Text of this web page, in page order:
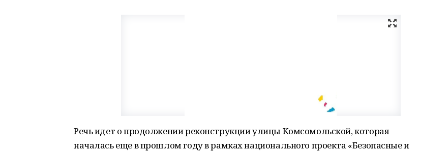
Речь идет о продолжении реконструкции улицы Комсомольской, которая
началась еще в прошлом году в рамках национального проекта «Безопасные и